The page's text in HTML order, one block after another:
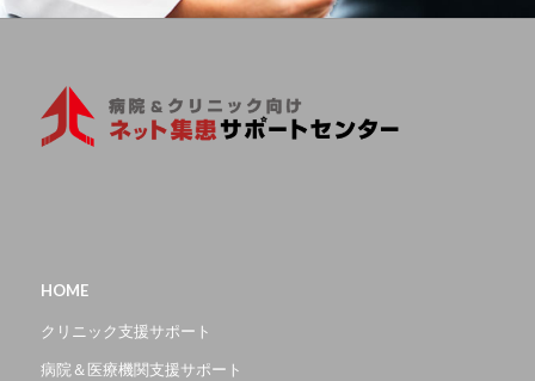
HOME
クリニック支援サポート
病院＆医療機関支援サポート